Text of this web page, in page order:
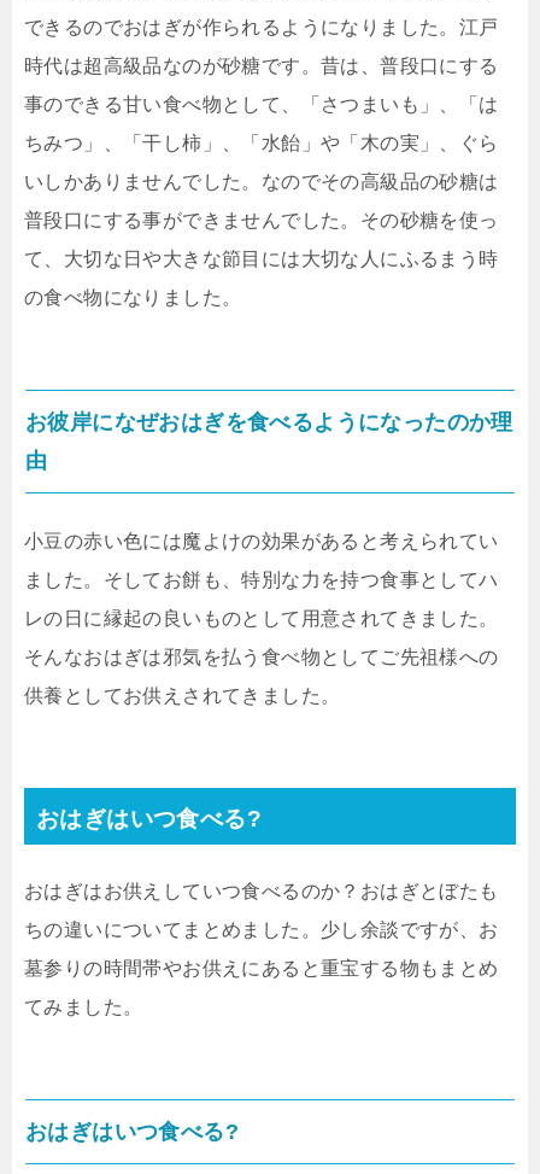
できるのでおはぎが作られるようになりました。江戸
時代は超高級品なのが砂糖です。昔は、普段口にする
事のできる甘い食べ物として、「さつまいも」、「は
ちみつ」、「干し柿」、「水飴」や「木の実」、ぐら
いしかありませんでした。なのでその高級品の砂糖は
普段口にする事ができませんでした。その砂糖を使っ
て、大切な日や大きな節目には大切な人にふるまう時
の食べ物になりました。
お彼岸になぜおはぎを食べるようになったのか理
由
小豆の赤い色には魔よけの効果があると考えられてい
ました。そしてお餅も、特別な力を持つ食事としてハ
レの日に縁起の良いものとして用意されてきました。
そんなおはぎは邪気を払う食べ物としてご先祖様への
供養としてお供えされてきました。
おはぎはいつ食べる?
おはぎはお供えしていつ食べるのか？おはぎとぼたも
ちの違いについてまとめました。少し余談ですが、お
墓参りの時間帯やお供えにあると重宝する物もまとめ
てみました。
おはぎはいつ食べる?